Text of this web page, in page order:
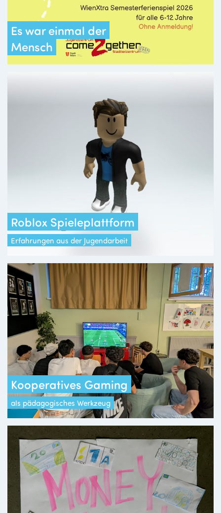
Es war einmal der
Mensch
Roblox Spieleplattform
Erfahrungen aus der Jugendarbeit
Kooperatives Gaming
als pädagogisches Werkzeug